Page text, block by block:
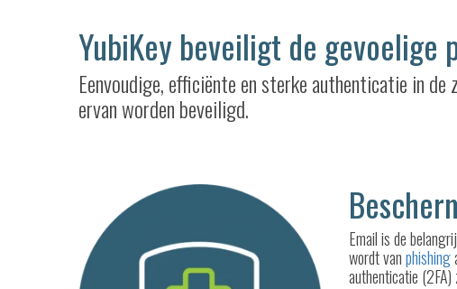
YubiKey beveiligt de
Eenvoudige, efficiënte en sterke authenticatie in
ervan worden beveiligd.
Email is de
wordt vanphishing
authenticatie